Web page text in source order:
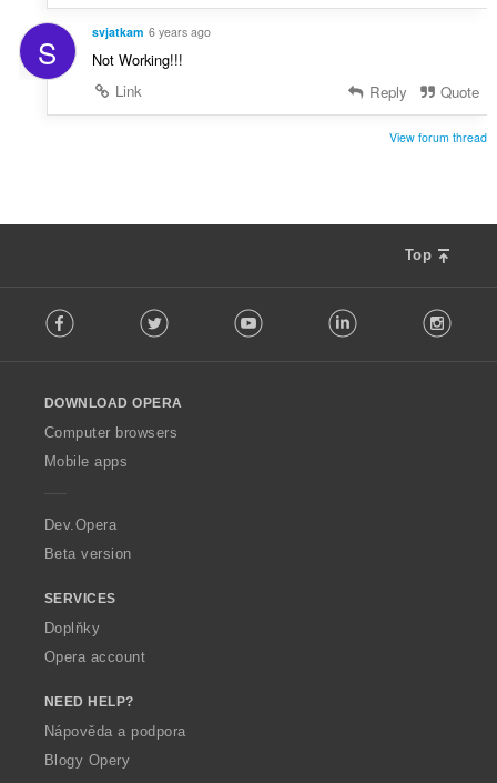
n
í
:
S svjatkam 6 years ago
Not Working!!!
Link
Reply Quote
View forum thread
Top
o
w
O
p
a
Facebook Twitter Youtube LinkedIn
DOWNLOAD OPERA
Computer browsers
Mobile apps
Dev.Opera
Beta version
SERVICES
Doplňky
Opera account
NEED HELP?
Nápověda a podpora
Blogy Opery